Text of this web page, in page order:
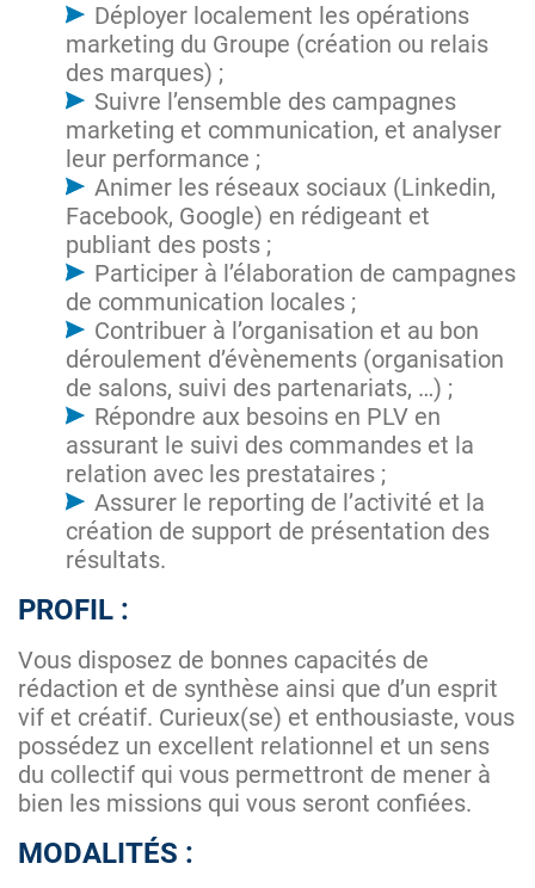
Déployer localement les opérations
marketing du Groupe (création ou relais
des marques) ;
Suivre l’ensemble des campagnes
marketing et communication, et analyser
leur performance ;
Animer les réseaux sociaux (Linkedin,
Facebook, Google) en rédigeant et
publiant des posts ;
Participer à l’élaboration de campagnes
de communication locales ;
Contribuer à l’organisation et au bon
déroulement d’évènements (organisation
de salons, suivi des partenariats, …) ;
Répondre aux besoins en PLV en
assurant le suivi des commandes et la
relation avec les prestataires ;
Assurer le reporting de l’activité et la
création de support de présentation des
résultats.
PROFIL :
Vous disposez de bonnes capacités de
rédaction et de synthèse ainsi que d’un esprit
vif et créatif. Curieux(se) et enthousiaste, vous
possédez un excellent relationnel et un sens
du collectif qui vous permettront de mener à
bien les missions qui vous seront confiées.
MODALITÉS :